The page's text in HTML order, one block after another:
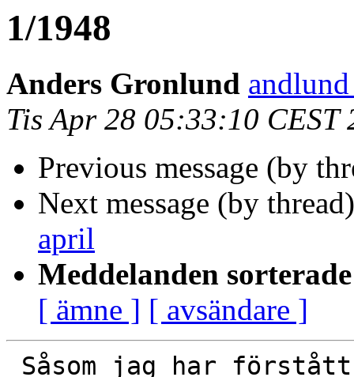
1/1948
Anders Gronlund
Tis Apr 28 05:33:10 CEST
Previous message (by
Next message (by
april
Meddelanden
[ ämne ] [ avsändare ]